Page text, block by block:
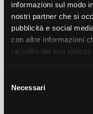
informazioni sul modo
nostri partner che si
pubblicità e social
con altre informazioni
raccolto dal suo
delNecessari
Si è